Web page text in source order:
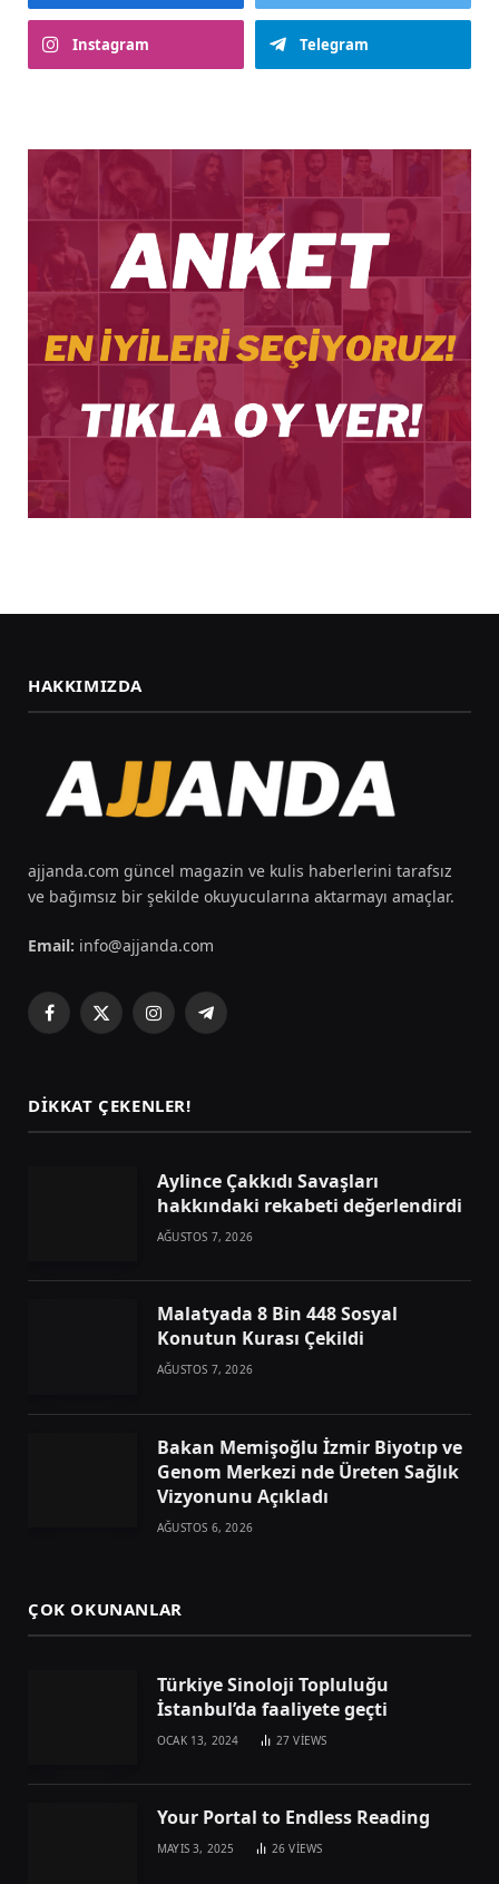
Instagram Telegram
HAKKIMIZDA
ajjanda.com güncel magazin ve kulis haberlerini tarafsız
ve bağımsız bir şekilde okuyucularına aktarmayı amaçlar.
Email: info@ajjanda.com
Facebook
X
InstagramTelegram
DIKKAT ÇEKENLER!
Aylince Çakkıdı Savaşları
hakkındaki rekabeti değerlendirdi
AĞUSTOS 7, 2026
Malatyada 8 Bin 448 Sosyal
Konutun Kurası Çekildi
AĞUSTOS 7, 2026
Bakan Memişoğlu İzmir Biyotıp ve
Genom Merkezi nde Üreten Sağlık
Vizyonunu Açıkladı
AĞUSTOS 6, 2026
ÇOK OKUNANLAR
Türkiye Sinoloji Topluluğu
İstanbul’da faaliyete geçti
OCAK 13, 2024 27VIEWS
Your Portal to Endless Reading
MAYIS 3, 2025 26VIEWS